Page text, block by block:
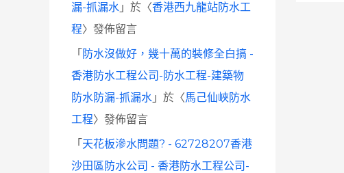
漏-抓漏水 」於〈香港西九龍站防水工
程〉發佈留言
「 防水沒做好，幾十萬的裝修全白搞 -
香港防水工程公司-防水工程-建築物
防水防漏-抓漏水 」於〈馬己仙峽防水
工程〉發佈留言
「 天花板滲水問題? - 62728207香港
沙田區防水公司 - 香港防水工程公司-